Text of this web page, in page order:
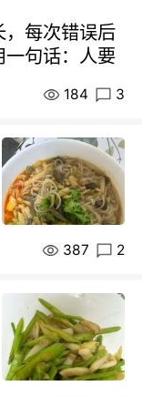
，每次错误后
一句话：人要
184 3
387 2